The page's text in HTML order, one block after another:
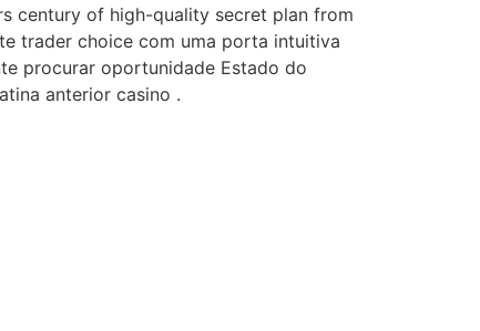
century of high-quality secret plan from
trader choice com uma porta intuitiva
procurar oportunidade Estado do
anterior casino .